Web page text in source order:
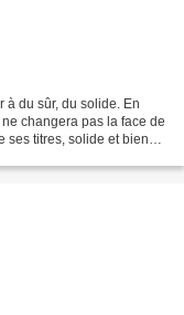
à du sûr, du solide. En
changera pas la face de
ses titres, solide et bien